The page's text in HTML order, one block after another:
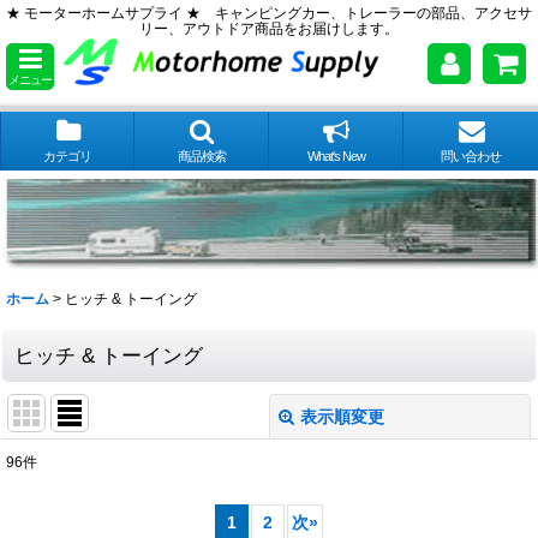
★ モーターホームサプライ ★ キャンピングカー、トレーラーの部品、アクセサ
リー、アウトドア商品をお届けします。
メニュー
カテゴリ 商品検索 What's New 問い合わせ
ホーム > ヒッチ & トーイング
ヒッチ & トーイング
表示順変更
96件
1 2 次»